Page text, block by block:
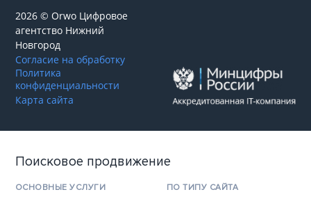
2026 © Orwo Цифровое
агентство Нижний
Новгород
Согласие на обработку
Политика
конфиденциальности
Карта сайта
Поисковое продвижение
ОСНОВНЫЕ УСЛУГИ ПО ТИПУ САЙТА